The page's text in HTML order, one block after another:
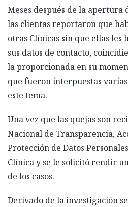
Meses después de la apertura
las clientas reportaron que
otras Clínicas sin que ellas
sus datos de contacto,
la proporcionada en su
que fueron interpuestas
este tema.
Una vez que las quejas son
Nacional de Transparencia,
Protección de Datos
Clínica y se le solicitó rendir
de los casos.
Derivado de la investigación